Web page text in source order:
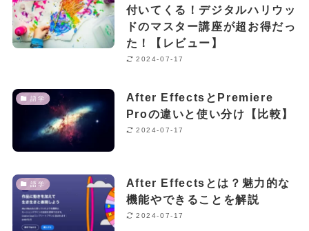
付いてくる！デジタルハリウッ
ドのマスター講座が超お得だっ
た！【レビュー】
2024-07-17
語学
After EffectsとPremiere
Proの違いと使い分け【比較】
2024-07-17
語学
After Effectsとは？魅力的な
機能やできることを解説
2024-07-17